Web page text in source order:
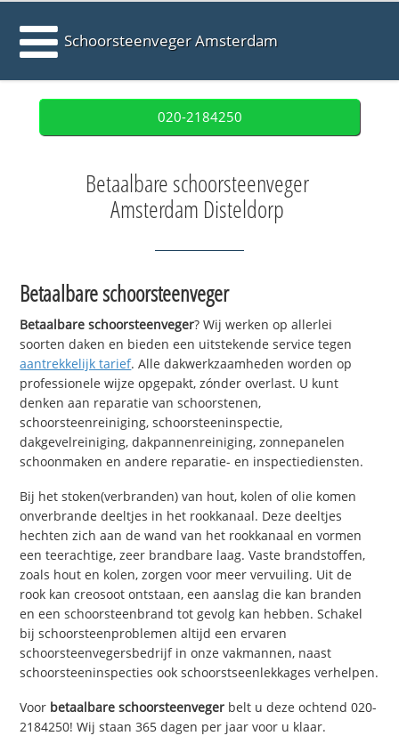
Schoorsteenveger Amsterdam
020-2184250
Betaalbare schoorsteenveger
Amsterdam Disteldorp
Betaalbare schoorsteenveger
Betaalbare schoorsteenveger? Wij werken op allerlei
soorten daken en bieden een uitstekende service tegen
aantrekkelijk tarief. Alle dakwerkzaamheden worden op
professionele wijze opgepakt, zónder overlast. U kunt
denken aan reparatie van schoorstenen,
schoorsteenreiniging, schoorsteeninspectie,
dakgevelreiniging, dakpannenreiniging, zonnepanelen
schoonmaken en andere reparatie- en inspectiediensten.
Bij het stoken(verbranden) van hout, kolen of olie komen
onverbrande deeltjes in het rookkanaal. Deze deeltjes
hechten zich aan de wand van het rookkanaal en vormen
een teerachtige, zeer brandbare laag. Vaste brandstoffen,
zoals hout en kolen, zorgen voor meer vervuiling. Uit de
rook kan creosoot ontstaan, een aanslag die kan branden
en een schoorsteenbrand tot gevolg kan hebben. Schakel
bij schoorsteenproblemen altijd een ervaren
schoorsteenvegersbedrijf in onze vakmannen, naast
schoorsteeninspecties ook schoorstseenlekkages verhelpen.
Voor betaalbare schoorsteenveger belt u deze ochtend 020-
2184250! Wij staan 365 dagen per jaar voor u klaar.